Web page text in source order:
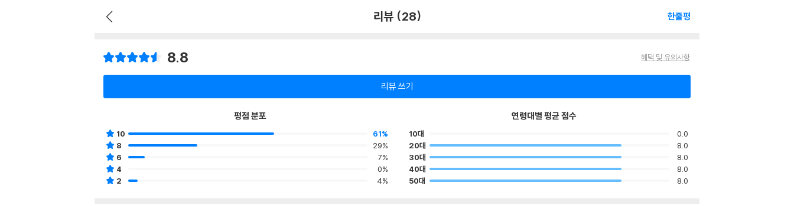
리뷰 (28) 한줄평
8.8 혜택 및 유의사항
리뷰 쓰기
평점 분포
10
61%
8
29%
6
7%
4
0%
2
4%
연령대별 평균 점수
10대
0.0
20대
8.0
30대
8.0
40대
8.0
50대
8.0